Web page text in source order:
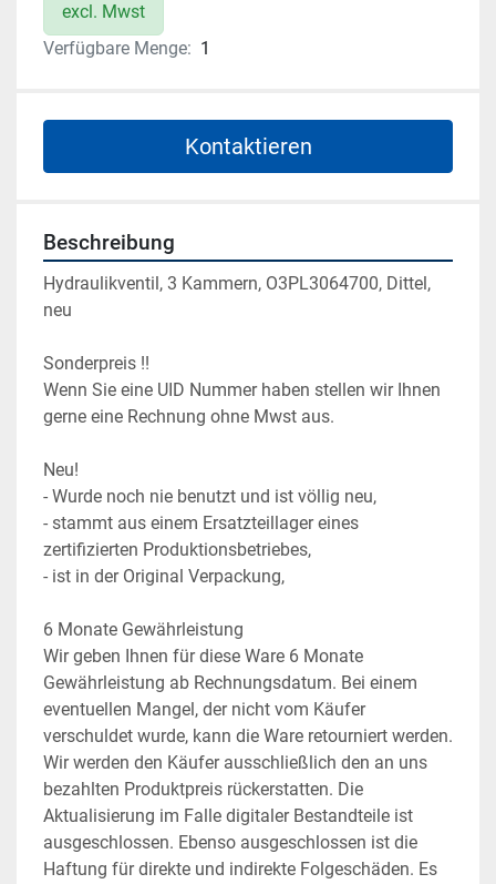
excl. Mwst
Verfügbare Menge: 1
Kontaktieren
Beschreibung
Hydraulikventil, 3 Kammern, O3PL3064700, Dittel,
neu
Sonderpreis !!
Wenn Sie eine UID Nummer haben stellen wir Ihnen
gerne eine Rechnung ohne Mwst aus.
Neu!
- Wurde noch nie benutzt und ist völlig neu,
- stammt aus einem Ersatzteillager eines
zertifizierten Produktionsbetriebes,
- ist in der Original Verpackung,
6 Monate Gewährleistung
Wir geben Ihnen für diese Ware 6 Monate
Gewährleistung ab Rechnungsdatum. Bei einem
eventuellen Mangel, der nicht vom Käufer
verschuldet wurde, kann die Ware retourniert werden.
Wir werden den Käufer ausschließlich den an uns
bezahlten Produktpreis rückerstatten. Die
Aktualisierung im Falle digitaler Bestandteile ist
ausgeschlossen. Ebenso ausgeschlossen ist die
Haftung für direkte und indirekte Folgeschäden. Es